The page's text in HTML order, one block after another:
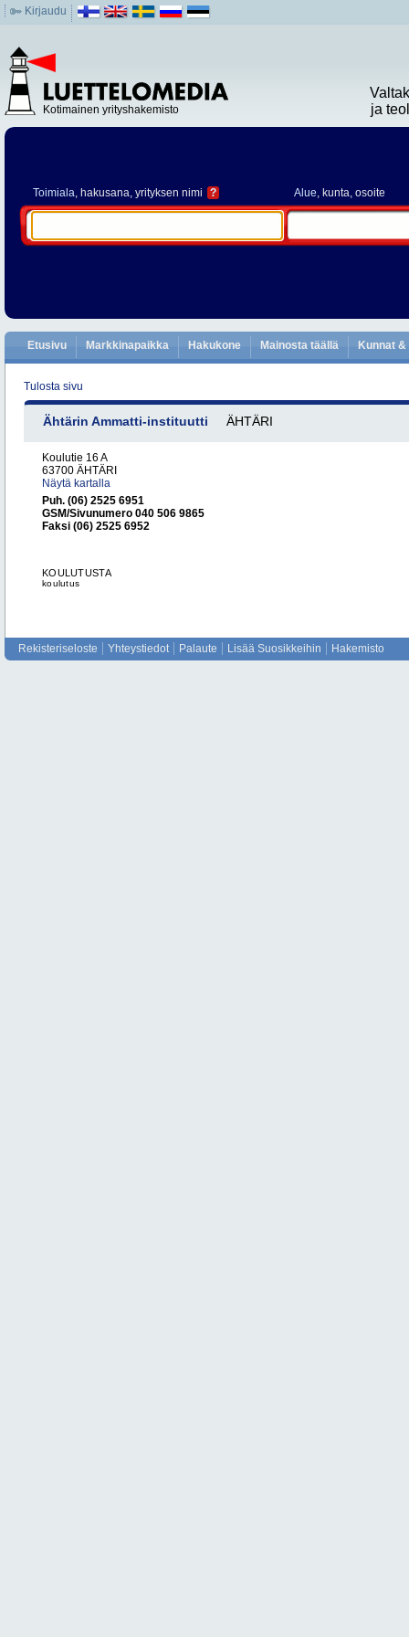
Kirjaudu
Kotimainen yrityshakemisto
ja
Toimiala, hakusana, yrityksen nimi ? Alue, kunta, osoite
Etusivu Markkinapaikka Hakukone Mainosta täällä Kunnat
Tulosta sivu
Ähtärin Ammatti-instituutti ÄHTÄRI
Koulutie 16 A
63700 ÄHTÄRI
Näytä kartalla
Puh. (06) 2525 6951
GSM/Sivunumero 040 506 9865
Faksi (06) 2525 6952
KOULUTUSTA
koulutus
Rekisteriseloste Yhteystiedot Palaute Lisää Suosikkeihin Hakemisto